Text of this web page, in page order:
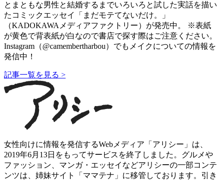
とまともな男性と結婚するまでいろいろと試した実話を描い
たコミックエッセイ「まだモテてないだけ。」
（KADOKAWAメディアファクトリー）が発売中。 ※表紙
が黄色で背表紙が白なので書店で探す際はご注意ください。
Instagram（@camembertharbou）でもメイクについての情報を
発信中！
記事一覧を見る >
女性向けに情報を発信するWebメディア「アリシー」は、
2019年6月13日をもってサービスを終了しました。グルメや
ファッション、マンガ・エッセイなどアリシーの一部コンテ
ンツは、姉妹サイト「ママテナ」に移管しております。引き